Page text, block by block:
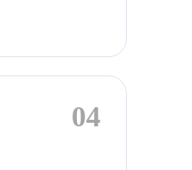
04